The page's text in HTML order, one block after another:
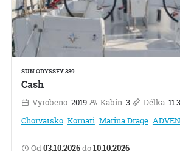
SUN ODYSSEY 389
Cash
Vyrobeno: 2019 Kabin: 3 Délka:
Chorvatsko Kornati Marina Drage
Od03.10.2026do10.10.2026